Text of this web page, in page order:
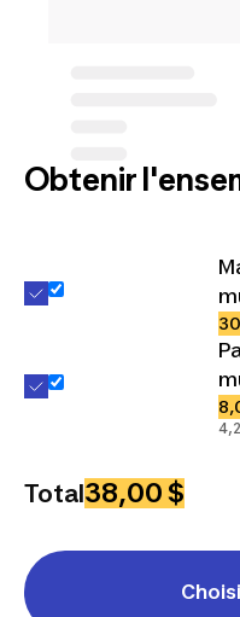
Obtenir
Total38,00 $